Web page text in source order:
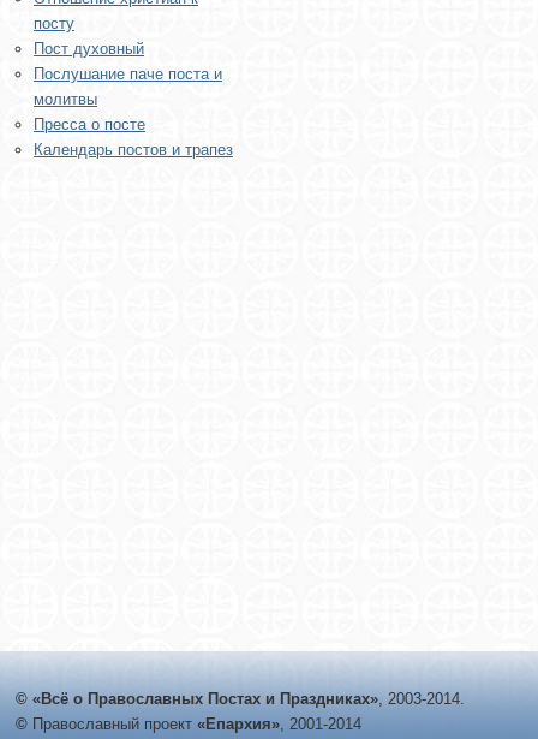
посту
Пост духовный
Послушание паче поста и
молитвы
Пресса о посте
Календарь постов и трапез
© «Всё о Православных Постах и Праздниках», 2003-2014.
© Православный проект «Епархия», 2001-2014